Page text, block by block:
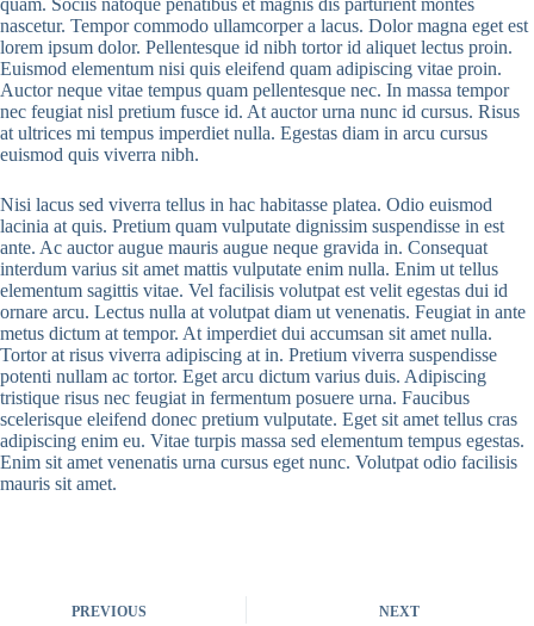
quam. Sociis natoque penatibus et magnis dis parturient montes
nascetur. Tempor commodo ullamcorper a lacus. Dolor magna eget est
lorem ipsum dolor. Pellentesque id nibh tortor id aliquet lectus proin.
Euismod elementum nisi quis eleifend quam adipiscing vitae proin.
Auctor neque vitae tempus quam pellentesque nec. In massa tempor
nec feugiat nisl pretium fusce id. At auctor urna nunc id cursus. Risus
at ultrices mi tempus imperdiet nulla. Egestas diam in arcu cursus
euismod quis viverra nibh.
Nisi lacus sed viverra tellus in hac habitasse platea. Odio euismod
lacinia at quis. Pretium quam vulputate dignissim suspendisse in est
ante. Ac auctor augue mauris augue neque gravida in. Consequat
interdum varius sit amet mattis vulputate enim nulla. Enim ut tellus
elementum sagittis vitae. Vel facilisis volutpat est velit egestas dui id
ornare arcu. Lectus nulla at volutpat diam ut venenatis. Feugiat in ante
metus dictum at tempor. At imperdiet dui accumsan sit amet nulla.
Tortor at risus viverra adipiscing at in. Pretium viverra suspendisse
potenti nullam ac tortor. Eget arcu dictum varius duis. Adipiscing
tristique risus nec feugiat in fermentum posuere urna. Faucibus
scelerisque eleifend donec pretium vulputate. Eget sit amet tellus cras
adipiscing enim eu. Vitae turpis massa sed elementum tempus egestas.
Enim sit amet venenatis urna cursus eget nunc. Volutpat odio facilisis
mauris sit amet.
PREVIOUS NEXT